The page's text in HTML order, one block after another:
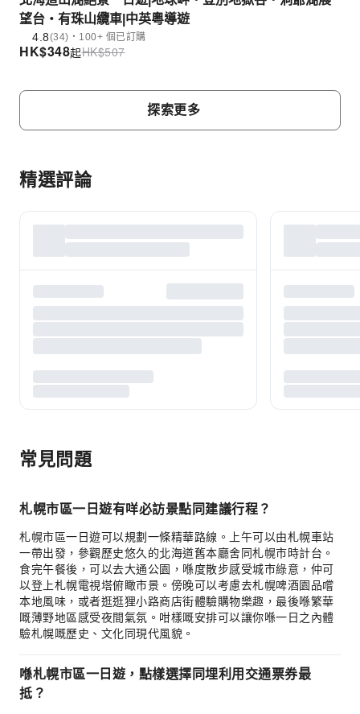
望台・有珠山纜車|中英粵導遊
4.8(34)・100+ 個已訂購
HK$348起HK$507
探索更多
精選評論
常見問題
札幌市區一日遊有咩必訪景點同建議行程？
札幌市區一日遊可以規劃一條精華路線。上午可以由札幌車站
一帶出發，參觀歷史悠久的北海道舊本廳舍同札幌市時計台。
食完午餐後，可以去大通公園，喺度散步感受城市綠意，仲可
以登上札幌電視塔俯瞰市景。傍晚可以考慮去札幌啤酒園品嚐
本地風味，或者逛逛狸小路商店街體驗購物樂趣，最後喺繁華
嘅薄野地區感受夜間氣氛。咁樣嘅安排可以讓你喺一日之內體
驗札幌嘅歷史、文化同現代風貌。
喺札幌市區一日遊，點樣選擇同埋利用交通票券最
抵？